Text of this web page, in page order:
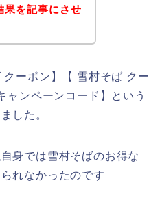
果を記事にさせ
ーポン】【 雪村そば クー
ャンペーンコード】という
した。
身では雪村そばのお得な
れなかったのです